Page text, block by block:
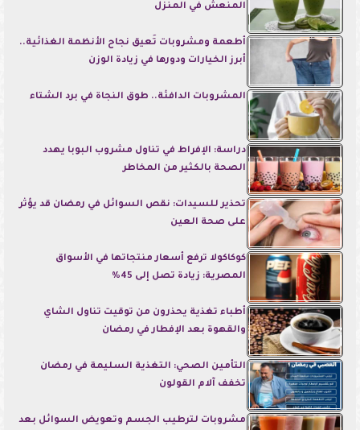
المنعش في المنزل
أطعمة ومشروبات تُعيق نجاح الأنظمة الغذائية..
أبرز الخيارات ودورها في زيادة الوزن
المشروبات الدافئة.. طوق النجاة في برد الشتاء
دراسة: الإفراط في تناول مشروب البوبا يهدد
الصحة بالكثير من المخاطر
تحذير للسيدات: نقص السوائل في رمضان قد يؤثر
على صحة العين
كوكاكولا ترفع أسعار منتجاتها في الأسواق
المصرية: زيادة تصل إلى 45%
أطباء تغذية يحذرون من توقيت تناول الشاي
والقهوة بعد الإفطار في رمضان
التأمين الصحي: التغذية السليمة في رمضان
تخفف آلام القولون
مشروبات لترطيب الجسم وتعويض السوائل بعد